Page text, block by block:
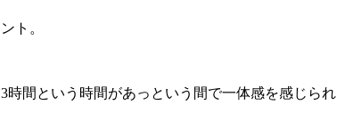
ント。
3時間という時間があっという間で一体感を感じら